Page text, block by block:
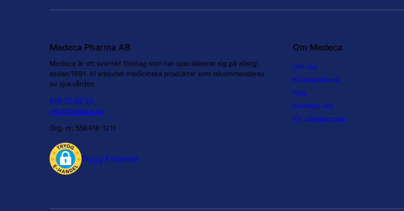
Medeca Pharma AB
Medeca är ett svenskt företag som har specialiserat sig på allergi
sedan 1991. Vi erbjuder medicinska produkter som rekommenderas
av sjukvården.
018-25 85 30
info@medeca.se
Org. nr: 556418-1211
Om Medeca
Om oss
Kunskapsbank
FAQ
Kontakta oss
För vårdpersonal